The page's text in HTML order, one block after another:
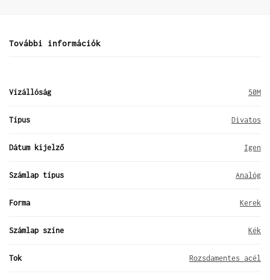
További információk
Vízállóság 50M
Típus Divatos
Dátum kijelző Igen
Számlap típus Analóg
Forma Kerek
Számlap színe Kék
Tok Rozsdamentes acél